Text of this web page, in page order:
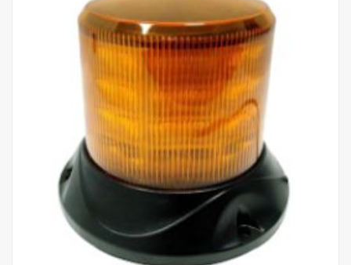
Alcance, difusa @1Lux: 110 m